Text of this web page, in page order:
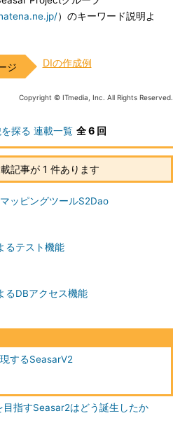
）のキーワード説明よ
DIの作成例
Copyright © ITmedia, Inc. All Rights Reserved.
探る 連載一覧 全 6 回
記事が 1 件あります
ッピングツールS2Dao
るテスト機能
るDBアクセス機能
するSeasarV2
目指すSeasar2はどう誕生したか